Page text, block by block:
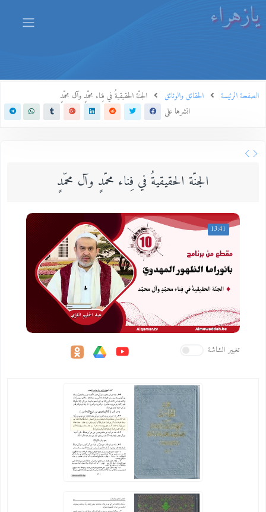
يازهراء
الصفحة الرئيسة الحقائق والوثائق
الجنّة الحقيقيةُ في فِناء محمّدٍ وآل محمّدٍ
انشرها على
الجنّة الحقيقيةُ في فِناء محمّدٍ وآل محمّدٍ
13:41
تغيير الشاشة